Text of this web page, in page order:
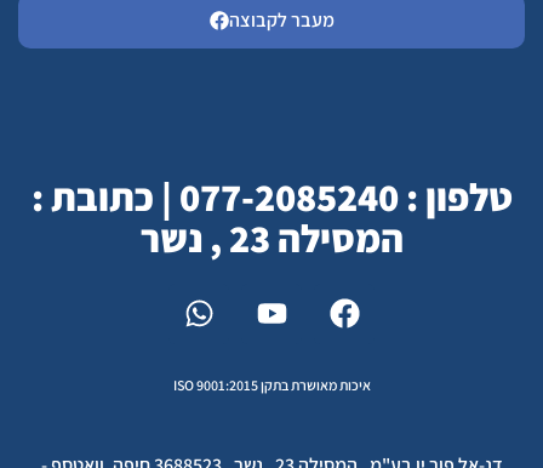
מעבר לקבוצה
טלפון : 077-2085240 | כתובת :
המסילה 23 , נשר
איכות מאושרת בתקן ISO 9001:2015